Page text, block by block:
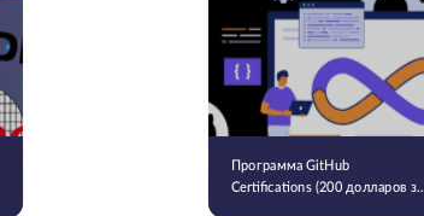
Программа GitHub
Certifications (200 долларов за